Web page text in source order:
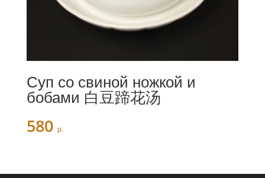
Суп со свиной ножкой и
бобами 白豆蹄花汤
580 р.